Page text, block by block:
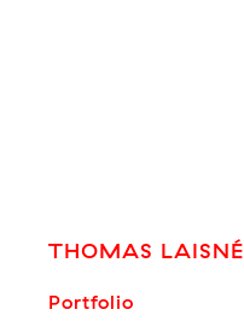
THOMAS LAISNÉ
Portfolio